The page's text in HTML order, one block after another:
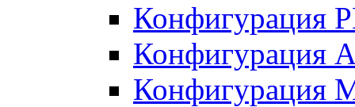
Конфигурация
Конфигурация
Конфигурация